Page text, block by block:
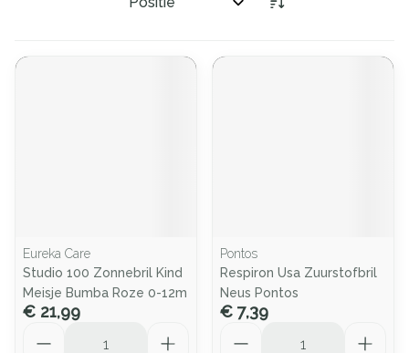
Sorteer op:
Eureka Care
Studio 100 Zonnebril Kind
Meisje Bumba Roze 0-12m
€ 21,99
Pontos
Respiron Usa Zuurstofbril
Neus Pontos
€ 7,39